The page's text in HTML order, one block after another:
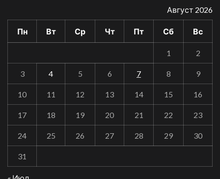
Август 2026
Пн Вт Ср Чт Пт Сб Вс
1 2
3 4 5 6 7 8 9
10 11 12 13 14 15 16
17 18 19 20 21 22 23
24 25 26 27 28 29 30
31